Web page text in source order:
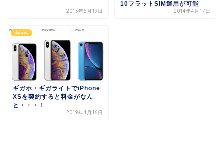
2013年6月19日
10フラットSIM運用が可能
2014年4月17日
docomo
ギガホ・ギガライトでiPhone
XSを契約すると料金がなん
と・・・！
2019年4月16日